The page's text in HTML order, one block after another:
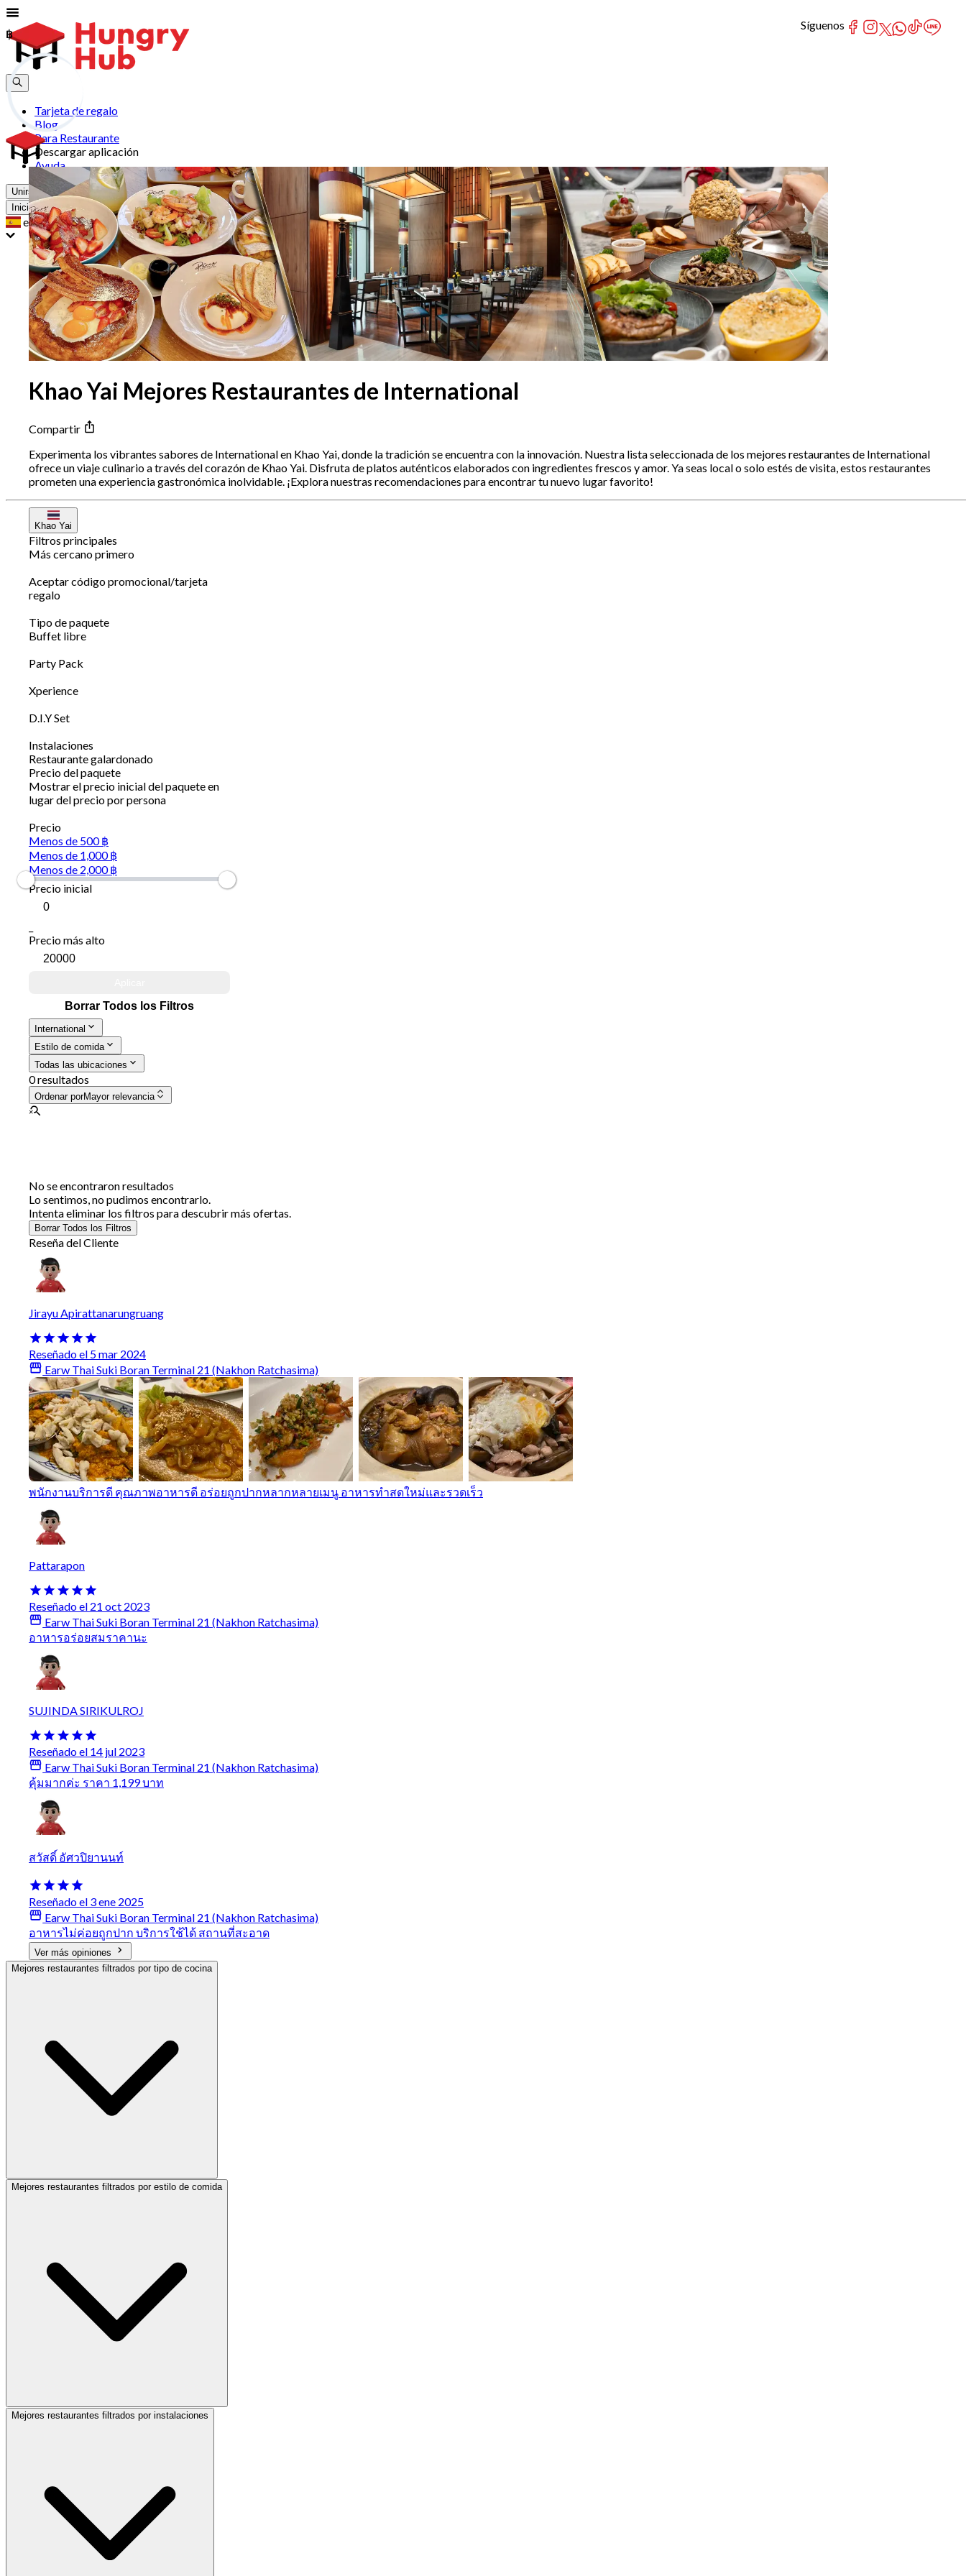
Tarjeta de regalo
Blog
Para Restaurante
Descargar aplicación
Ayuda
Unirse
Iniciar Sesión
es
Khao Yai Mejores Restaurantes de International
Compartir
Experimenta los vibrantes sabores de International en Khao Yai, donde la tradición se encuentra con la innovación. Nuestra lista seleccionada de los mejores restaurantes de International
ofrece un viaje culinario a través del corazón de Khao Yai. Disfruta de platos auténticos elaborados con ingredientes frescos y amor. Ya seas local o solo estés de visita, estos restaurantes
prometen una experiencia gastronómica inolvidable. ¡Explora nuestras recomendaciones para encontrar tu nuevo lugar favorito!
Khao Yai
Filtros principales
Más cercano primero
Aceptar código promocional/tarjeta
regalo
Tipo de paquete
Buffet libre
Party Pack
Xperience
D.I.Y Set
Instalaciones
Restaurante galardonado
Precio del paquete
Mostrar el precio inicial del paquete en
lugar del precio por persona
Precio
Menos de 500 ฿
Menos de 1,000 ฿
Menos de 2,000 ฿
฿
Precio inicial
฿
Precio más alto
Borrar Todos los Filtros
International
Estilo de comida
Todas las ubicaciones
0 resultados
Ordenar porMayor relevancia
No se encontraron resultados
Lo sentimos, no pudimos encontrarlo.
Intenta eliminar los filtros para descubrir más ofertas.
Borrar Todos los Filtros
Reseña del Cliente
Jirayu Apirattanarungruang
Reseñado el 5 mar 2024
Earw Thai Suki Boran Terminal 21 (Nakhon Ratchasima)
พนักงานบริการดี คุณภาพอาหารดี อร่อยถูกปากหลากหลายเมนู อาหารทำสดใหม่และรวดเร็ว
Pattarapon
Reseñado el 21 oct 2023
Earw Thai Suki Boran Terminal 21 (Nakhon Ratchasima)
อาหารอร่อยสมราคานะ
SUJINDA SIRIKULROJ
Reseñado el 14 jul 2023
Earw Thai Suki Boran Terminal 21 (Nakhon Ratchasima)
คุ้มมากค่ะ ราคา 1,199 บาท
สวัสดิ์ อัศวปิยานนท์
Reseñado el 3 ene 2025
Earw Thai Suki Boran Terminal 21 (Nakhon Ratchasima)
อาหารไม่ค่อยถูกปาก บริการใช้ได้ สถานที่สะอาด
Ver más opiniones
Mejores restaurantes filtrados por tipo de cocina
Mejores restaurantes filtrados por estilo de comida
Mejores restaurantes filtrados por instalaciones
Síguenos